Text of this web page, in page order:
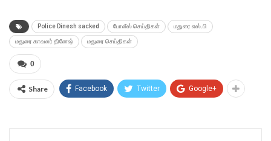
Police Dinesh sacked போலீஸ் செய்திகள் மதுரை எஸ்.பி
மதுரை காவலர் தினேஷ் மதுரை செய்திகள்
0
Share Facebook Twitter Google+